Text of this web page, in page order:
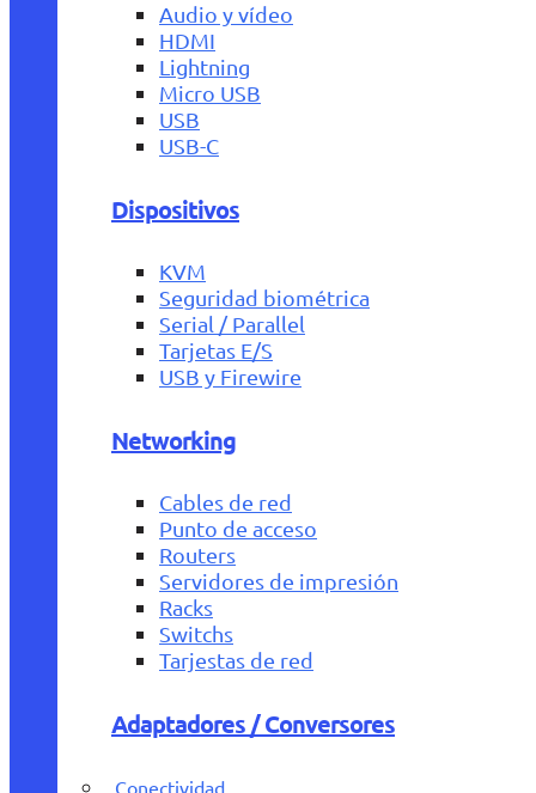
Audio y vídeo
HDMI
Lightning
Micro USB
USB
USB-C
Dispositivos
KVM
Seguridad biométrica
Serial / Parallel
Tarjetas E/S
USB y Firewire
Networking
Cables de red
Punto de acceso
Routers
Servidores de impresión
Racks
Switchs
Tarjestas de red
Adaptadores / Conversores
Conectividad